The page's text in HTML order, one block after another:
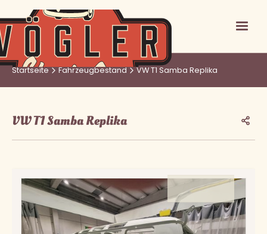
Startseite Fahrzeugbestand VW T1 Samba Replika
VW T1 Samba Replika